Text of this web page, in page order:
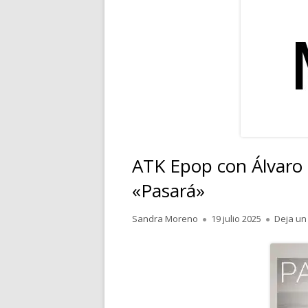
ATK Epop con
«Pasará»
Autor
Sandra Moreno
Publicado
19 julio 2025 Deja